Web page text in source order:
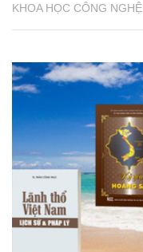
KHOA HỌC CÔNG NGHỆ